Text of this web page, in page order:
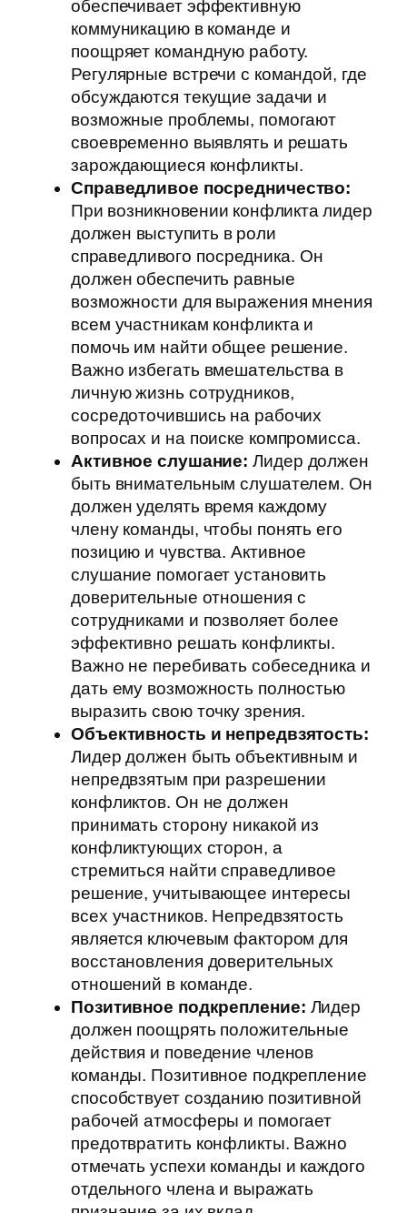
обеспечивает эффективную
коммуникацию в команде и
поощряет командную работу.
Регулярные встречи с командой, где
обсуждаются текущие задачи и
возможные проблемы, помогают
своевременно выявлять и решать
зарождающиеся конфликты.
Справедливое посредничество:
При возникновении конфликта лидер
должен выступить в роли
справедливого посредника. Он
должен обеспечить равные
возможности для выражения мнения
всем участникам конфликта и
помочь им найти общее решение.
Важно избегать вмешательства в
личную жизнь сотрудников,
сосредоточившись на рабочих
вопросах и на поиске компромисса.
Активное слушание: Лидер должен
быть внимательным слушателем. Он
должен уделять время каждому
члену команды, чтобы понять его
позицию и чувства. Активное
слушание помогает установить
доверительные отношения с
сотрудниками и позволяет более
эффективно решать конфликты.
Важно не перебивать собеседника и
дать ему возможность полностью
выразить свою точку зрения.
Объективность и непредвзятость:
Лидер должен быть объективным и
непредвзятым при разрешении
конфликтов. Он не должен
принимать сторону никакой из
конфликтующих сторон, а
стремиться найти справедливое
решение, учитывающее интересы
всех участников. Непредвзятость
является ключевым фактором для
восстановления доверительных
отношений в команде.
Позитивное подкрепление: Лидер
должен поощрять положительные
действия и поведение членов
команды. Позитивное подкрепление
способствует созданию позитивной
рабочей атмосферы и помогает
предотвратить конфликты. Важно
отмечать успехи команды и каждого
отдельного члена и выражать